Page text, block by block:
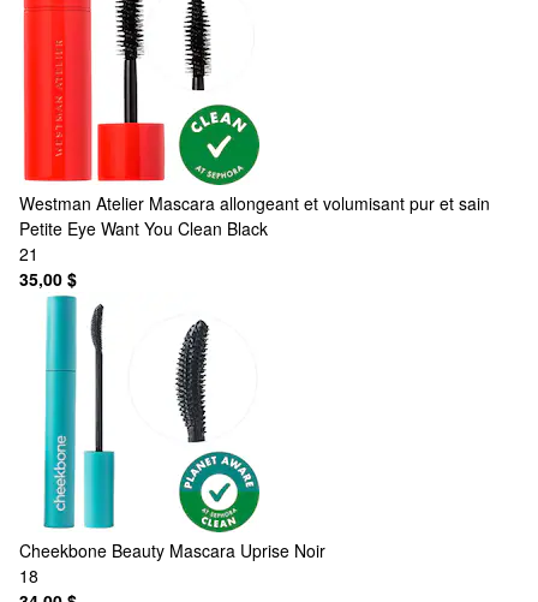
Westman Atelier Mascara allongeant et volumisant pur et sain
Petite Eye Want You Clean Black
21
35,00 $
Cheekbone Beauty Mascara Uprise Noir
18